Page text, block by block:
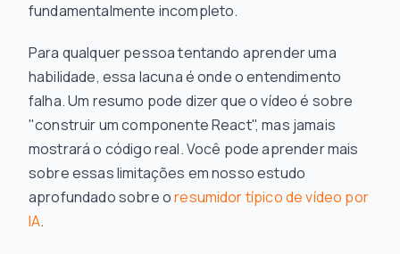
fundamentalmente incompleto.
Para qualquer pessoa tentando aprender uma
habilidade, essa lacuna é onde o entendimento
falha. Um resumo pode dizer que o vídeo é sobre
"construir um componente React", mas jamais
mostrará o código real. Você pode aprender mais
sobre essas limitações em nosso estudo
aprofundado sobre oresumidor típico de vídeo por
IA.